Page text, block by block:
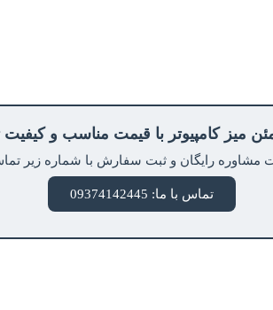
میز کامپیوتر با قیمت مناسب و
مشاوره رایگان و ثبت سفارش با شماره زیر
تماس با ما: 09374142445